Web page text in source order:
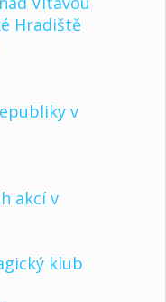
Hradiště
v
akcí v
klub